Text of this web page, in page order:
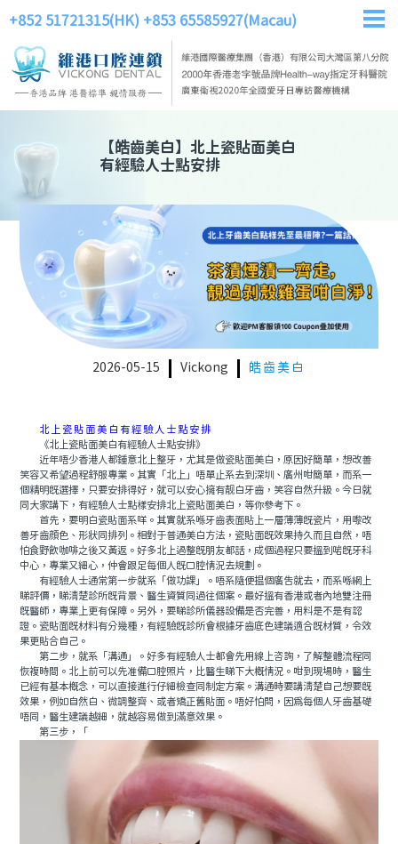
+852 51721315(HK) +853 65585927(Macau)
【皓齒美白】 北上瓷貼面美白
有經驗人士點安排
2026-05-15 Vickong 皓齒美白
北上瓷貼面美白有經驗人士點安排
《北上瓷貼面美白有經驗人士點安排》
近年唔少香港人都鍾意北上整牙，尤其是做瓷貼面美白，原因好簡單，想改善
笑容又希望過程舒服專業。其實「北上」唔單止系去到深圳、廣州咁簡單，而系一
個精明既選擇，只要安排得好，就可以安心擁有靓白牙齒，笑容自然升級。今日就
同大家講下，有經驗人士點樣安排北上瓷貼面美白，等你參考下。
首先，要明白瓷貼面系咩。其實就系喺牙齒表面貼上一層薄薄既瓷片，用嚟改
善牙齒顔色、形狀同排列。相對于普通美白方法，瓷貼面既效果持久而且自然，唔
怕食野飲咖啡之後又黃返。好多北上過整既朋友都話，成個過程只要搵到啱既牙科
中心，專業又細心，仲會跟足每個人既口腔情況去規劃。
有經驗人士通常第一步就系「做功課」。唔系隨便揾個廣告就去，而系喺網上
睇評價，睇清楚診所既背景、醫生資質同過往個案。最好搵有香港或者內地雙注冊
既醫師，專業上更有保障。另外，要睇診所儀器設備是否完善，用料是不是有認
證。瓷貼面既材料有分幾種，有經驗既診所會根據牙齒底色建議適合既材質，令效
果更貼合自己。
第二步，就系「溝通」。好多有經驗人士都會先用線上咨詢，了解整體流程同
恢複時間。北上前可以先准備口腔照片，比醫生睇下大概情況。咁到現場時，醫生
已經有基本概念，可以直接進行仔細檢查同制定方案。溝通時要講清楚自己想要既
效果，例如自然白、微調整齊、或者矯正舊貼面。唔好怕問，因為每個人牙齒基礎
唔同，醫生建議越細，就越容易做到滿意效果。
第三步，「